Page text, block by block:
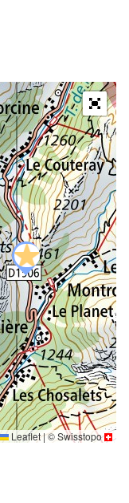
Leaflet|©Swisstopo